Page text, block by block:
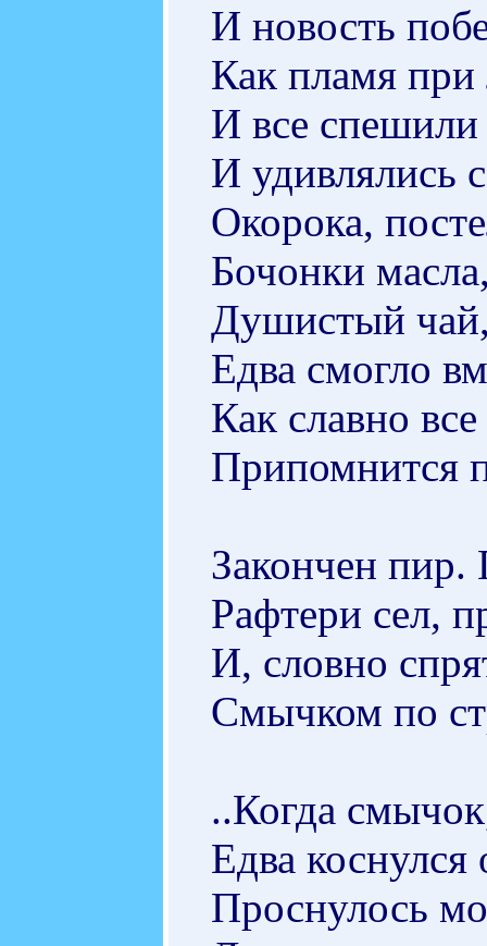
И новость
Как пламя
И все
И удивлялись
Окорока,
Бочонки
Душистый
Едва смогло
Как славно
Припомнится
Закончен пир.
Рафтери сел,
И, словно
Смычком по
..Когда
Едва
Проснулось